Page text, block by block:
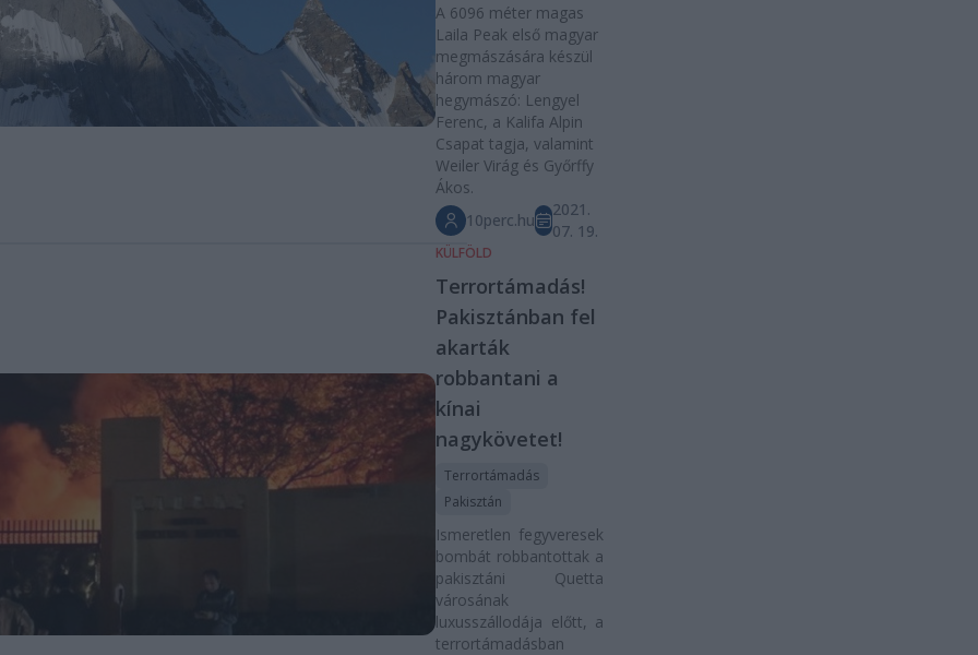
A 6096 méter magas
Laila Peak első magyar
megmászására készül
három magyar
hegymászó: Lengyel
Ferenc, a Kalifa Alpin
Csapat tagja, valamint
Weiler Virág és Győrffy
Ákos.
10perc.hu
2021.
07. 19.
KÜLFÖLD
Terrortámadás!
Pakisztánban fel
akarták
robbantani a
kínai
nagykövetet!
Terrortámadás
Pakisztán
Ismeretlen fegyveresek
bombát robbantottak a
pakisztáni Quetta
városának
luxusszállodája előtt, a
terrortámadásban